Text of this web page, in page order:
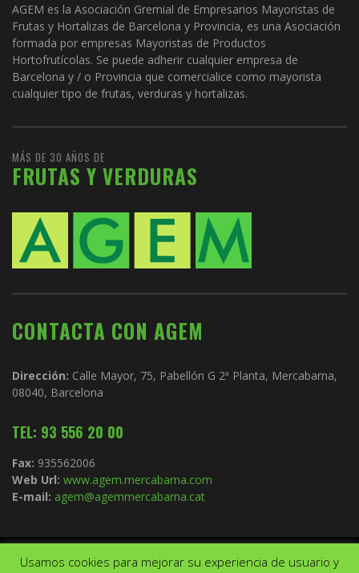
AGEM es la Asociación Gremial de Empresarios Mayoristas de
Frutas y Hortalizas de Barcelona y Provincia, es una Asociación
formada por empresas Mayoristas de Productos
Hortofrutícolas. Se puede adherir cualquier empresa de
Barcelona y / o Provincia que comercialice como mayorista
cualquier tipo de frutas, verduras y hortalizas.
MÁS DE 30 AÑOS DE
FRUTAS Y VERDURAS
CONTACTA CON AGEM
Dirección: Calle Mayor, 75, Pabellón G 2ª Planta, Mercabarna,
08040, Barcelona
TEL: 93 556 20 00
Fax: 935562006
Web Url: www.agem.mercabarna.com
E-mail: agem@agemmercabarna.cat
Copyright © 2021.AGEM. Todos los derechos reservados. Diseño de
Usamos cookies para mejorar su experiencia de usuario y